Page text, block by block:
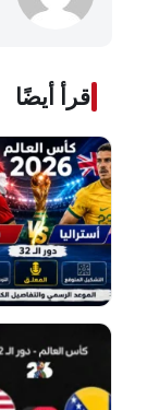
اقرأ أيضًا